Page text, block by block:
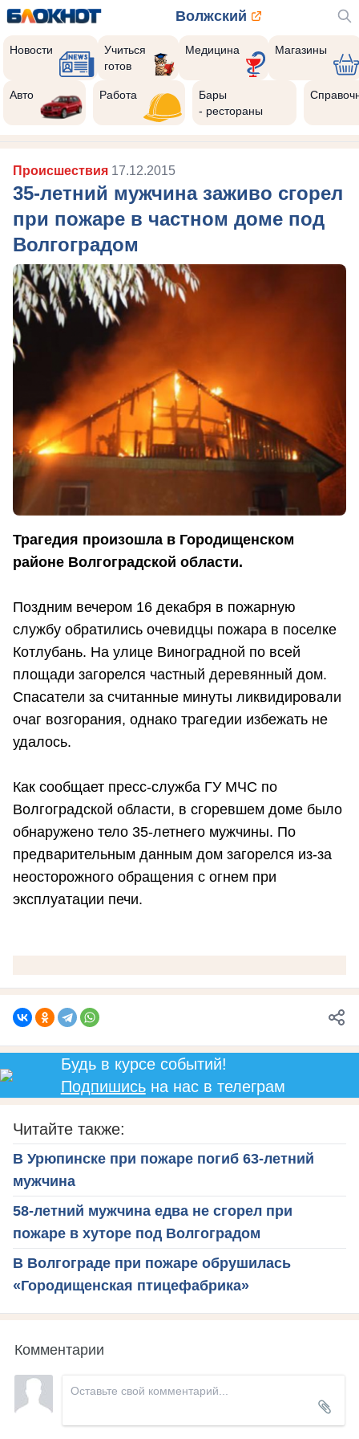
Волжский
Новости
Учиться
готов
Медицина Магазины
Авто Работа
Бары
- рестораны
Происшествия 17.12.2015
35-летний мужчина заживо сгорел
при пожаре в частном доме под
Волгоградом
Трагедия произошла в Городищенском
районе Волгоградской области.
Поздним вечером 16 декабря в пожарную
службу обратились очевидцы пожара в поселке
Котлубань. На улице Виноградной по всей
площади загорелся частный деревянный дом.
Спасатели за считанные минуты ликвидировали
очаг возгорания, однако трагедии избежать не
удалось.
Как сообщает пресс-служба ГУ МЧС по
Волгоградской области, в сгоревшем доме было
обнаружено тело 35-летнего мужчины. По
предварительным данным дом загорелся из-за
неосторожного обращения с огнем при
эксплуатации печи.
Будь в курсе событий!
Подпишисьна нас в телеграм
Читайте также:
В Урюпинске при пожаре погиб 63-летний
мужчина
58-летний мужчина едва не сгорел при
пожаре в хуторе под Волгоградом
В Волгограде при пожаре обрушилась
«Городищенская птицефабрика»
Комментарии